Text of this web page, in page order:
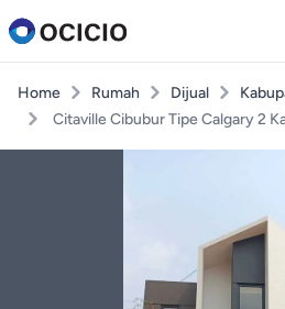
Home Rumah Dijual
Citaville Cibubur Tipe Calgary 2